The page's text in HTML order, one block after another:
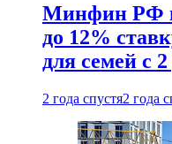
Минфин РФ
до 12%
для семей с
2 года спустя2 года